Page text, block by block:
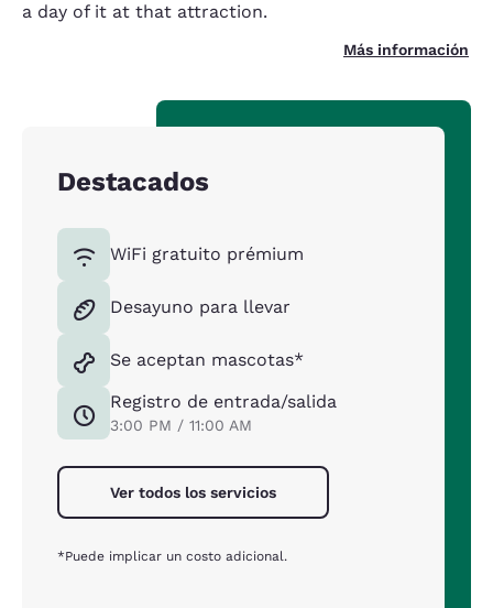
a day of it at that attraction.
Más información
Destacados
WiFi gratuito prémium
Desayuno para llevar
Se aceptan mascotas*
Registro de entrada/salida
3:00 PM / 11:00 AM
Ver todos los servicios
*Puede implicar un costo adicional.